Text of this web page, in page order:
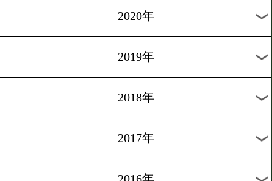
過去のニュース
2025年